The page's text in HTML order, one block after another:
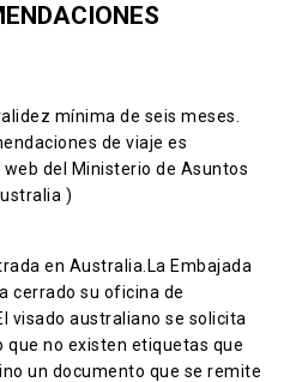
mínima de seis meses.
de viaje es
del Ministerio de Asuntos
)
en Australia. La Embajada
cerrado su oficina de
visado australiano se solicita
que no existen etiquetas que
un documento que se remite